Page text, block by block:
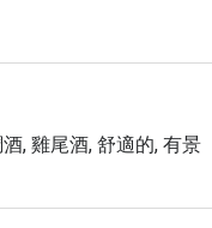
, 雞尾酒, 舒適的, 有景